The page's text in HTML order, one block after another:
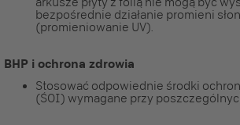
bezpośrednie działanie promieni
(promieniowanie UV).
BHP i ochrona zdrowia
Stosować odpowiednie środki
(ŚOI) wymagane przy